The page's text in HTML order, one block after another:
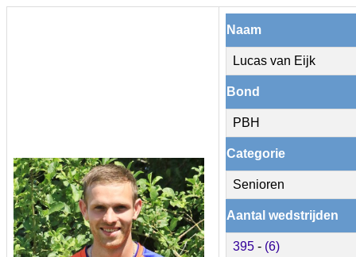
Naam
Lucas van Eijk
Bond
PBH
Categorie
Senioren
Aantal wedstrijden
395 - (6)